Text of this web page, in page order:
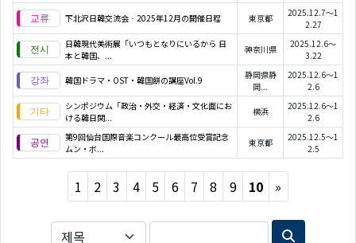
下北沢日韓交流会‐2025年12月の開催日程 東京都
2025.12.7～1
2.27
日韓現代美術展「いつもとなりにいるから 日
本と韓国、...
神奈川県
2025.12.6～
3.22
韓国ドラマ・OST・韓国餅の講座Vol.9
静岡県静
岡...
2025.12.6～1
2.6
シンポジウム「政治・外交・経済・文化面にお
ける韓日関...
横浜
2025.12.6～1
2.6
第9回仙台国際音楽コンクール最高位受賞記念
ムン・ボ...
東京都
2025.12.5～1
2.5
1 2 3 4 5 6 7 8 9 10 »